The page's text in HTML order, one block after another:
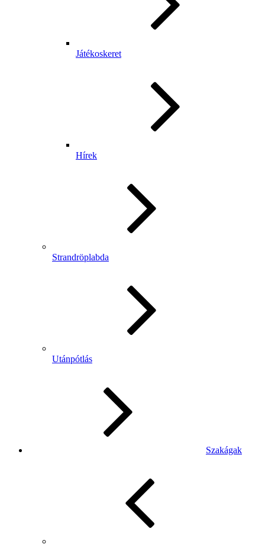
Játékoskeret
Hírek
Strandröplabda
Utánpótlás
Szakágak